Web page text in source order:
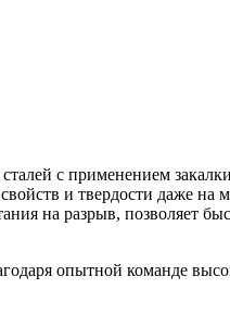
с применением
и твердости даже на
на разрыв, позволяет
опытной команде